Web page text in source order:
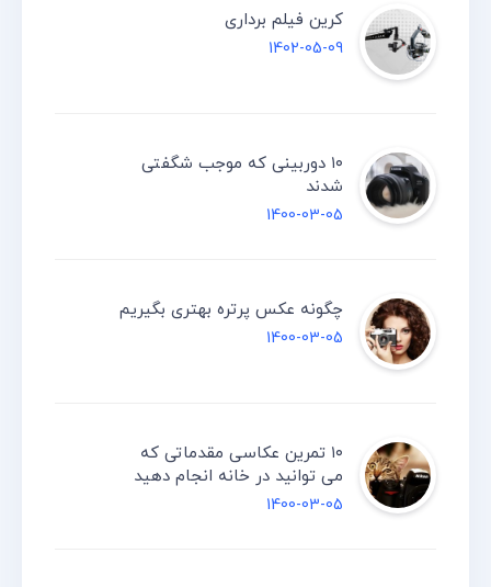
کرین فیلم برداری
1402-05-09
۱۰ دوربینی که موجب شگفتی
شدند
1400-03-05
چگونه عکس پرتره بهتری بگیریم
1400-03-05
۱۰ تمرین عکاسی مقدماتی که
می توانید در خانه انجام دهید
1400-03-05